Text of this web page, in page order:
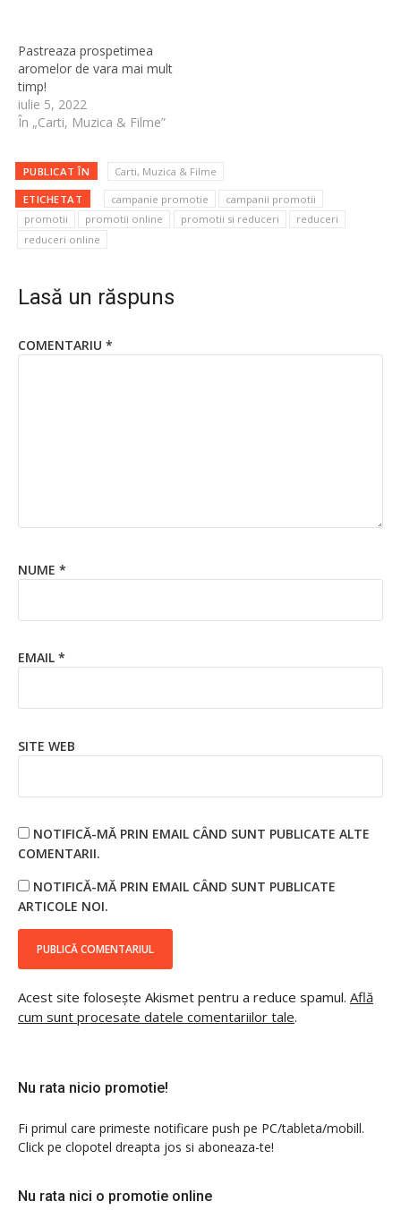
Pastreaza prospetimea
aromelor de vara mai mult
timp!
iulie 5, 2022
În „Carti, Muzica & Filme”
PUBLICAT ÎN Carti, Muzica & Filme
ETICHETAT campanie promotie
campanii promotii
promotii
promotii online promotii si reduceri
reduceri
reduceri online
Lasă un răspuns
COMENTARIU *
NUME *
EMAIL *
SITE WEB
NOTIFICĂ-MĂ PRIN EMAIL CÂND SUNT PUBLICATE ALTE
COMENTARII.
NOTIFICĂ-MĂ PRIN EMAIL CÂND SUNT PUBLICATE
ARTICOLE NOI.
Acest site folosește Akismet pentru a reduce spamul. Află
cum sunt procesate datele comentariilor tale.
Nu rata nicio promotie!
Fi primul care primeste notificare push pe PC/tableta/mobill.
Click pe clopotel dreapta jos si aboneaza-te!
Nu rata nici o promotie online